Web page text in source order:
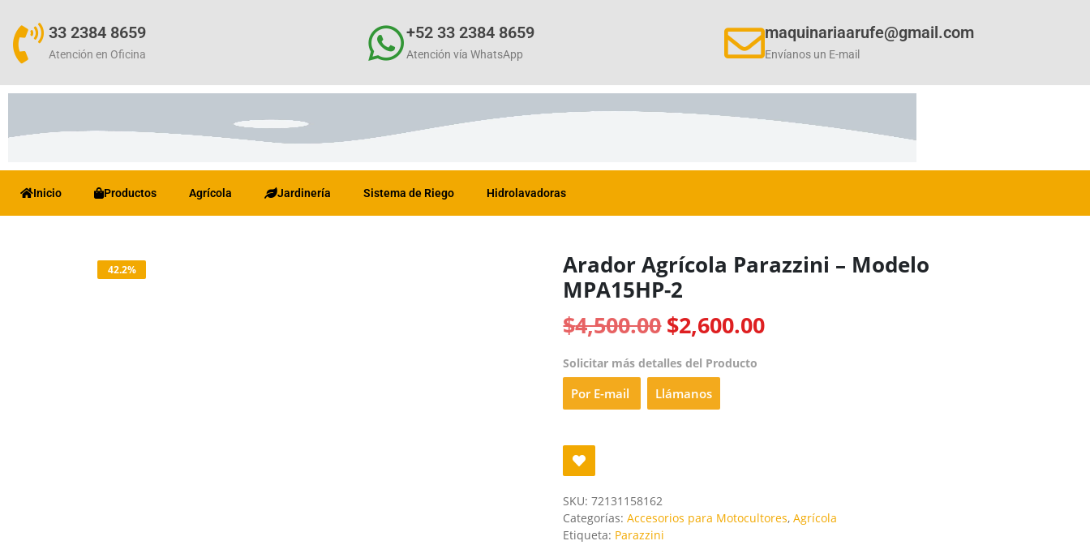
33 2384 8659
Atención en Oficina
+52 33 2384 8659
Atención vía WhatsApp
maquinariaarufe@gmail.com
Envíanos un E-mail
Inicio Productos Agrícola Jardinería Sistema de Riego Hidrolavadoras
42.2%
Arador Agrícola Parazzini – Modelo
MPA15HP-2
$4,500.00 $2,600.00
Solicitar más detalles del Producto
Por E-mail Llámanos
SKU:72131158162
Categorías:Accesorios para Motocultores,Agrícola
Etiqueta: Parazzini